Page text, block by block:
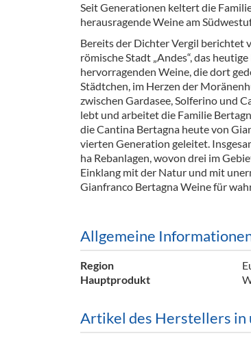
Kontakt Neuigkeiten
Termine
Fassbier + Zubehör
Ausschankwagen
Gläser
Theken + Zubehör
Seit Generationen keltert die
herausragende Weine am
Bereits der Dichter Vergil berichtet
römische Stadt „Andes“, das
hervorragenden Weine, die dort
Städtchen, im Herzen der
zwischen Gardasee, Solferino und
lebt und arbeitet die Familie
die Cantina Bertagna heute von
vierten Generation geleitet.
ha Rebanlagen, wovon drei im
Einklang mit der Natur und mit
Gianfranco Bertagna Weine für
Allgemeine
Region
Hauptprodukt
Artikel des Herstellers in